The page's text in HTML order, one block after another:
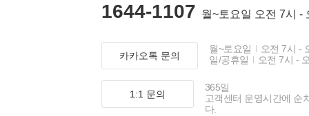
1644-1107 월~토요일 오전 7시 -
카카오톡 문의
월~토요일
오전 7시 -
일/공휴일
오전 7시 -
1:1 문의
365일
고객센터 운영시간에 순
다.